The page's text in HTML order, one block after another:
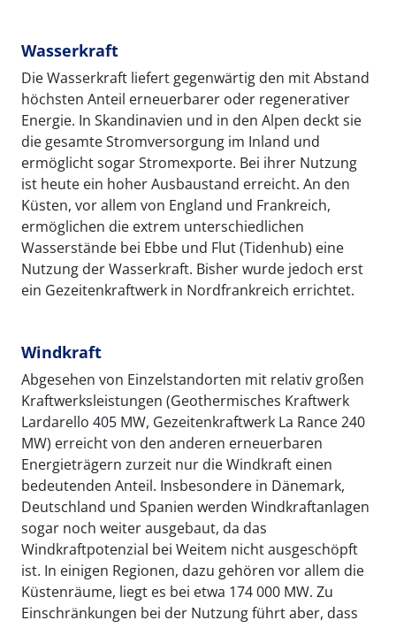
Wasserkraft
Die Wasserkraft liefert gegenwärtig den mit Abstand
höchsten Anteil erneuerbarer oder regenerativer
Energie. In Skandinavien und in den Alpen deckt sie
die gesamte Stromversorgung im Inland und
ermöglicht sogar Stromexporte. Bei ihrer Nutzung
ist heute ein hoher Ausbaustand erreicht. An den
Küsten, vor allem von England und Frankreich,
ermöglichen die extrem unterschiedlichen
Wasserstände bei Ebbe und Flut (Tidenhub) eine
Nutzung der Wasserkraft. Bisher wurde jedoch erst
ein Gezeitenkraftwerk in Nordfrankreich errichtet.
Windkraft
Abgesehen von Einzelstandorten mit relativ großen
Kraftwerksleistungen (Geothermisches Kraftwerk
Lardarello 405 MW, Gezeitenkraftwerk La Rance 240
MW) erreicht von den anderen erneuerbaren
Energieträgern zurzeit nur die Windkraft einen
bedeutenden Anteil. Insbesondere in Dänemark,
Deutschland und Spanien werden Windkraftanlagen
sogar noch weiter ausgebaut, da das
Windkraftpotenzial bei Weitem nicht ausgeschöpft
ist. In einigen Regionen, dazu gehören vor allem die
Küstenräume, liegt es bei etwa 174 000 MW. Zu
Einschränkungen bei der Nutzung führt aber, dass